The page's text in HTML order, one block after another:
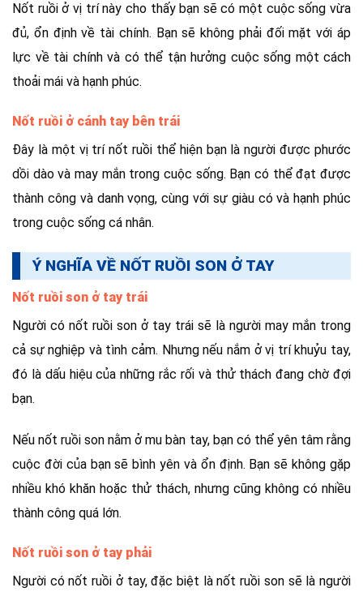
Nốt ruồi ở vị trí này cho thấy bạn sẽ có một cuộc sống vừa
đủ, ổn định về tài chính. Bạn sẽ không phải đối mặt với áp
lực về tài chính và có thể tận hưởng cuộc sống một cách
thoải mái và hạnh phúc.
Nốt ruồi ở cánh tay bên trái
Đây là một vị trí nốt ruồi thể hiện bạn là người được phước
dồi dào và may mắn trong cuộc sống. Bạn có thể đạt được
thành công và danh vọng, cùng với sự giàu có và hạnh phúc
trong cuộc sống cá nhân.
Ý NGHĨA VỀ NỐT RUỒI SON Ở TAY
Nốt ruồi son ở tay trái
Người có nốt ruồi son ở tay trái sẽ là người may mắn trong
cả sự nghiệp và tình cảm. Nhưng nếu nắm ở vị trí khuỷu tay,
đó là dấu hiệu của những rắc rối và thử thách đang chờ đợi
bạn.
Nếu nốt ruồi son nằm ở mu bàn tay, bạn có thể yên tâm rằng
cuộc đời của bạn sẽ bình yên và ổn định. Bạn sẽ không gặp
nhiều khó khăn hoặc thử thách, nhưng cũng không có nhiều
thành công quá lớn.
Nốt ruồi son ở tay phải
Người có nốt ruồi ở tay, đặc biệt là nốt ruồi son sẽ là người